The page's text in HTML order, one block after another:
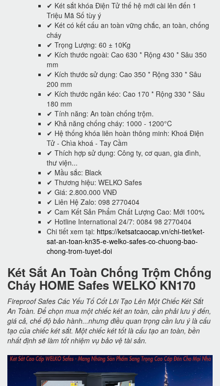
✔ Két sắt khóa Điện Tử thế hệ mới cài lên đến 1
Triệu Mã Số tùy ý
✔ Két có kết cấu an toàn vững chắc, an toàn, chống
cháy
✔ Trọng Lượng: 60 ± 10Kg
✔ Kích thước ngoài: Cao 630 * Rộng 430 * Sâu 350
mm
✔ Kích thước sử dụng: Cao 350 * Rộng 330 * Sâu
200 mm
✔ Kích thước ngăn kéo: Cao 170 * Rộng 330 * Sâu
180 mm
✔ Tính năng: An toàn chống trộm.
✔ Khả năng chống cháy: 1000 - 1200°C
✔ Hệ thống khóa liên hoàn thông minh: Khoá Điện
Tử - Chìa khoá - Tay Cầm
✔ Thích hợp sử dụng: Công ty, cơ quan, gia đình,
thư viện...
✔ Mầu sắc: Black
✔ Thương hiệu: WELKO Safes
✔ Giá: 2.800.000 VNĐ
✔ Liên Hệ Zalo: 098 2770404
✔ Cam Kết Sản Phẩm Chất Lượng Cao: Mới 100%
✔ Hotline International 24/7: 0084 98 2770404
Chi tiết xem tại: https://ketsatcaocap.vn/chi-tiet/ket-
sat-an-toan-kn35-e-welko-safes-co-chuong-bao-
chong-trom-tuyet-doi
Két Sắt An Toàn Chống Trộm Chống
Cháy HOME Safes WELKO KN170
Fireproof Safes Các Yếu Tố Cốt Lõi Tạo Lên Một Chiếc Két Sắt
An Toàn. Để chọn mua một chiếc két an toàn, cần phải lưu ý đến,
giá cả, chế độ bảo hành...nhưng điều quan trọng cần lưu ý là cấu
tạo của chiếc két sắt. Một chiếc két tốt là cấu tạo an toàn, bền
nhất định sẽ làm tốt nhiệm vụ bảo vệ tài sản.